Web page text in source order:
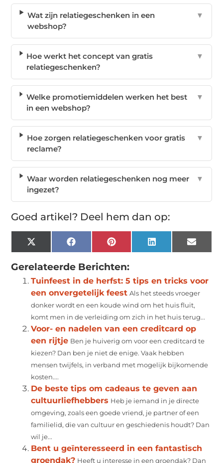
Wat zijn relatiegeschenken in een
webshop?
▼
Hoe werkt het concept van gratis
relatiegeschenken?
▼
Welke promotiemiddelen werken het best
in een webshop?
▼
Hoe zorgen relatiegeschenken voor gratis
reclame?
▼
Waar worden relatiegeschenken nog meer
ingezet?
▼
Goed artikel? Deel hem dan op:
X
(Twitter)
Facebook Pinterest LinkedIn Email
Gerelateerde Berichten:
Tuinfeest in de herfst: 5 tips en tricks voor
een onvergetelijk feest Als het steeds vroeger
donker wordt en een koude wind om het huis fluit,
komt men in de verleiding om zich in het huis terug...
Voor- en nadelen van een creditcard op
een rijtje Ben je huiverig om voor een creditcard te
kiezen? Dan ben je niet de enige. Vaak hebben
mensen twijfels, in verband met mogelijk bijkomende
kosten....
De beste tips om cadeaus te geven aan
cultuurliefhebbers Heb je iemand in je directe
omgeving, zoals een goede vriend, je partner of een
familielid, die van cultuur en geschiedenis houdt? Dan
wil je...
Bent u geïnteresseerd in een fantastisch
groendak? Heeft u interesse in een groendak? Dan